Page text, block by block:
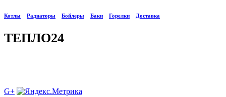
Котлы Радиаторы Бойлеры Баки Горелки Доставка
ТЕПЛО24
G+